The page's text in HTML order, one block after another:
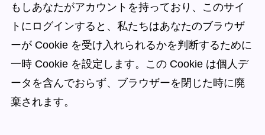
もしあなたがアカウントを持っており、このサイ
トにログインすると、私たちはあなたのブラウザ
ーが Cookie を受け入れられるかを判断するために
一時 Cookie を設定します。この Cookie は個人デ
ータを含んでおらず、ブラウザーを閉じた時に廃
棄されます。